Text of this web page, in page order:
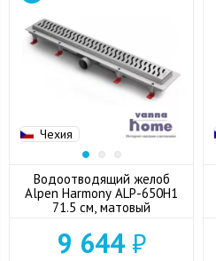
Чехия
Водоотводящий желоб
Alpen Harmony ALP-650H1
71.5 см, матовый
9 644₽